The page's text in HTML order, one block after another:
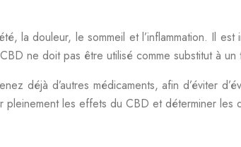
la douleur, le sommeil et l’inflammation. Il
ne doit pas être utilisé comme substitut à un
déjà d’autres médicaments, afin d’éviter
les effets du CBD et déterminer les